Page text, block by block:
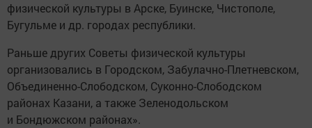
физической культуры в Арске, Буинске, Чистополе,
Бугульме и др. городах республики.
Раньше других Советы физической культуры
организовались в Городском, Забулачно-Плетневском,
Объединенно-Слободском, Суконно-Слободском
районах Казани, а также Зеленодольском
и Бондюжском районах».